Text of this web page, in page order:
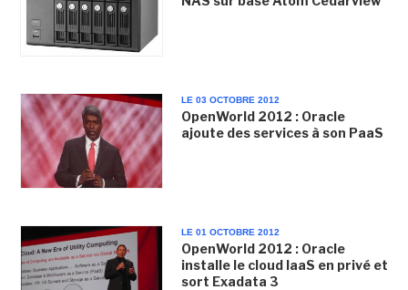
LE 03 OCTOBRE 2012
OpenWorld 2012 : Oracle
ajoute des services à son PaaS
LE 01 OCTOBRE 2012
OpenWorld 2012 : Oracle
installe le cloud IaaS en privé et
sort Exadata 3